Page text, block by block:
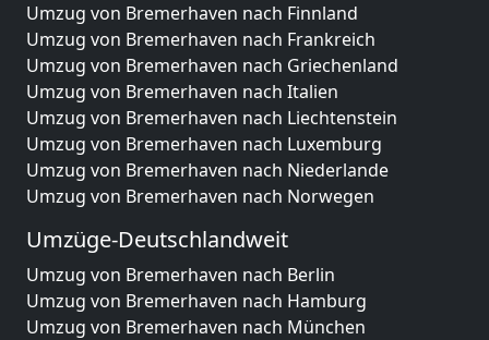
Umzug von Bremerhaven nach Finnland
Umzug von Bremerhaven nach Frankreich
Umzug von Bremerhaven nach Griechenland
Umzug von Bremerhaven nach Italien
Umzug von Bremerhaven nach Liechtenstein
Umzug von Bremerhaven nach Luxemburg
Umzug von Bremerhaven nach Niederlande
Umzug von Bremerhaven nach Norwegen
Umzüge-Deutschlandweit
Umzug von Bremerhaven nach Berlin
Umzug von Bremerhaven nach Hamburg
Umzug von Bremerhaven nach München